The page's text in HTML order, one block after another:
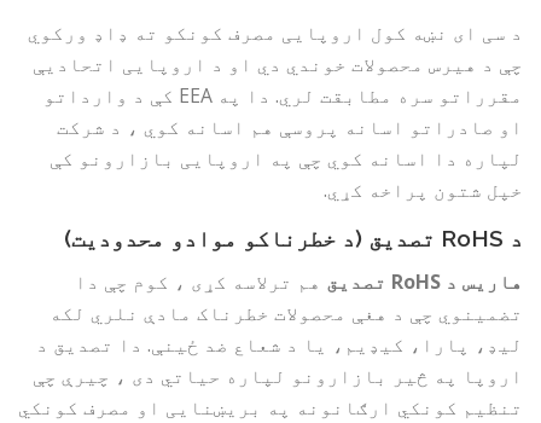
د سی ای نښه کول اروپایی مصرف کونکو ته ډاډ ورکوي
چې د هیرس محصولات خوندي دي او د اروپایی اتحادیې
مقرراتو سره مطابقت لري. دا په EEA کې د وارداتو
او صادراتو اسانه پروسې هم اسانه کوي ، د شرکت
لپاره دا اسانه کوي چې په اروپایی بازارونو کې
خپل شتون پراخه کړي.
د RoHS تصدیق (د خطرناکو موادو محدودیت)
هاریس د RoHS تصدیق
هم ترلاسه کړی ، کوم چې دا
تضمینوي چې د هغې محصولات خطرناک مادې نلري لکه
لیډ، پارا، کیډیم، یا د شعاع ضد ځینې. دا تصدیق د
اروپا په څیر بازارونو لپاره حیاتي دی ، چیرې چې
تنظیم کونکي ارګانونه په بریښنایی او مصرف کونکي